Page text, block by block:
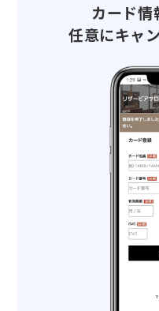
カード情
任意にキャ